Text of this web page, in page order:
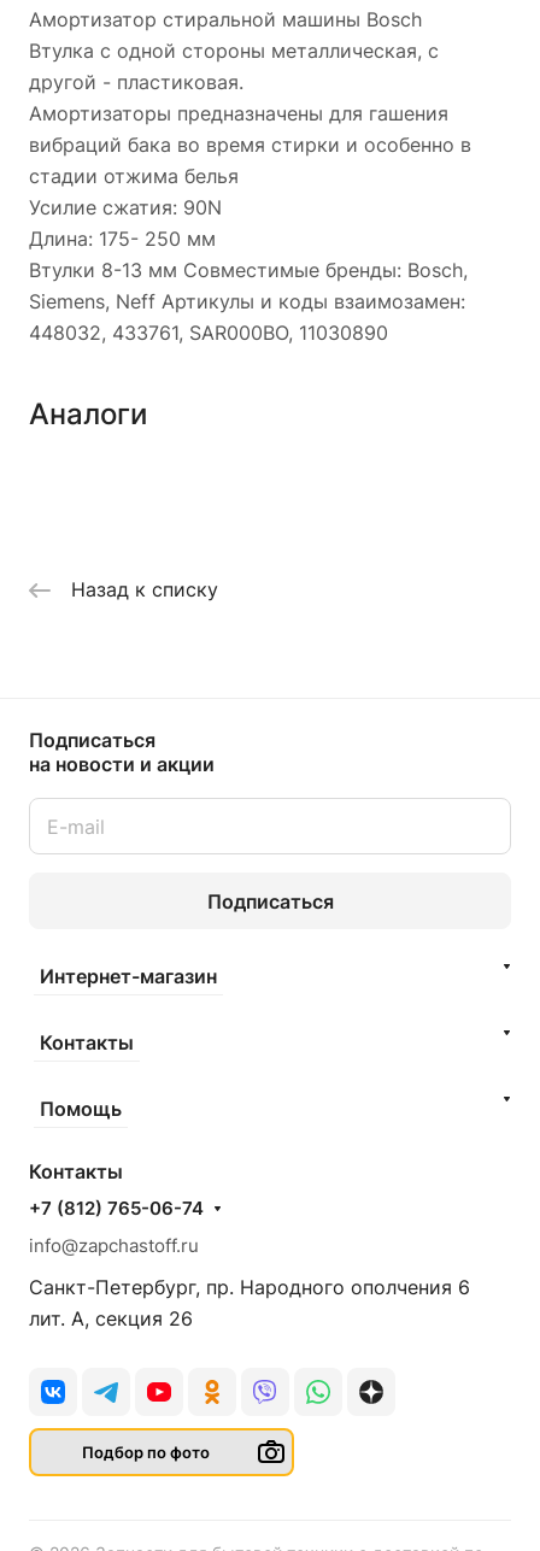
Амортизатор стиральной машины Bosch
Втулка с одной стороны металлическая, с
другой - пластиковая.
Амортизаторы предназначены для гашения
вибраций бака во время стирки и особенно в
стадии отжима белья
Усилие сжатия: 90N
Длина: 175- 250 мм
Втулки 8-13 мм Совместимые бренды: Bosch,
Siemens, Neff Артикулы и коды взаимозамен:
448032, 433761, SAR000BO, 11030890
Аналоги
Назад к списку
Подписаться
на новости и акции
Подписаться
Интернет-магазин
Контакты
Помощь
Контакты
+7 (812) 765-06-74
info@zapchastoff.ru
Санкт-Петербург, пр. Народного ополчения 6
лит. А, секция 26
Подбор по фото